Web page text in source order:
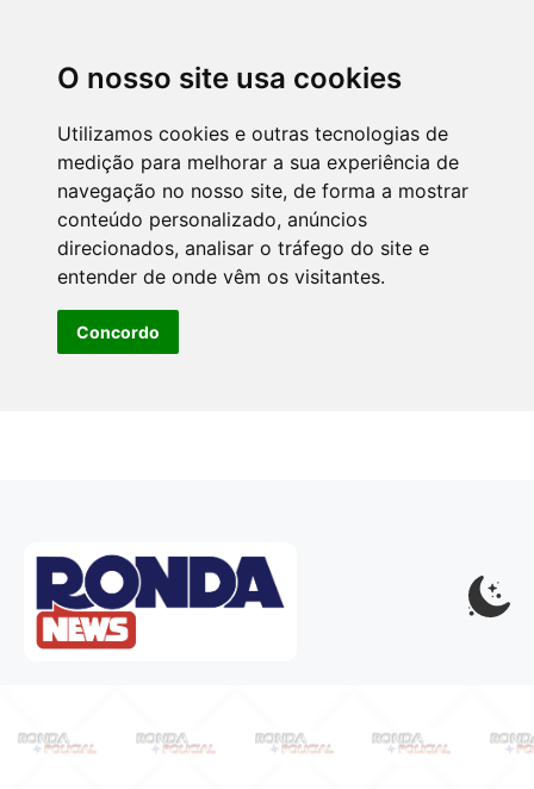
O nosso site usa cookies
Utilizamos cookies e outras tecnologias de
medição para melhorar a sua experiência de
navegação no nosso site, de forma a mostrar
conteúdo personalizado, anúncios
direcionados, analisar o tráfego do site e
entender de onde vêm os visitantes.
Concordo